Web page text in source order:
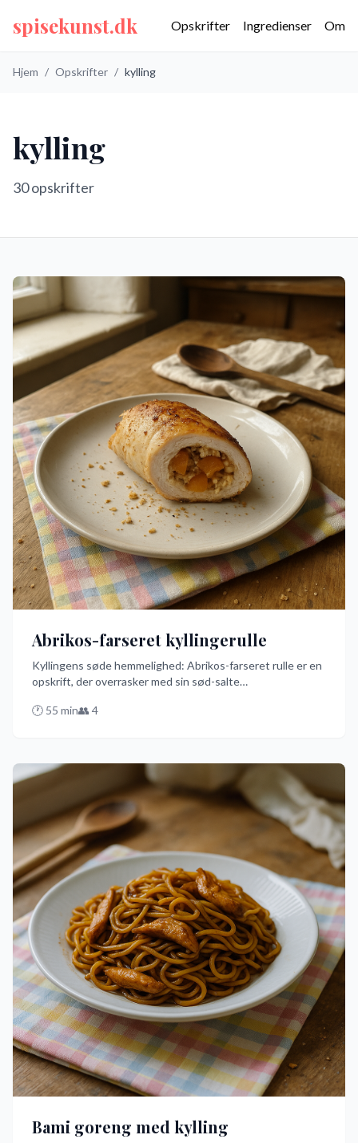
spisekunst.dk Opskrifter Ingredienser Om
Hjem / Opskrifter / kylling
kylling
30opskrifter
Abrikos-farseret kyllingerulle
Kyllingens søde hemmelighed: Abrikos-farseret rulle er en
opskrift, der overrasker med sin sød-salte
bruger tørrede abrikoser som et unikt twist til det
smagfuld.
🕐 55 min👥 4
Bami goreng med kylling